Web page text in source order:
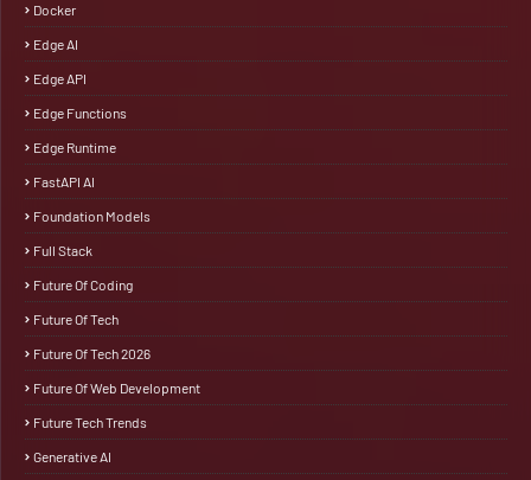
Docker
Edge AI
Edge API
Edge Functions
Edge Runtime
FastAPI AI
Foundation Models
Full Stack
Future Of Coding
Future Of Tech
Future Of Tech 2026
Future Of Web Development
Future Tech Trends
Generative AI